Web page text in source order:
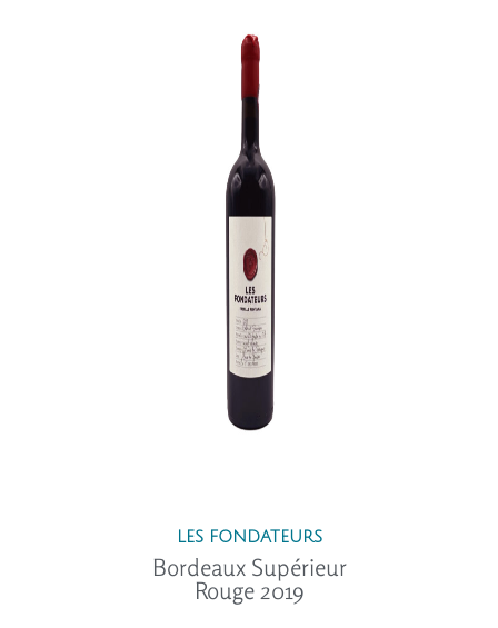
LES FONDATEURS
Bordeaux Supérieur
Rouge 2019